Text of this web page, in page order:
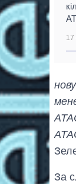
17
За